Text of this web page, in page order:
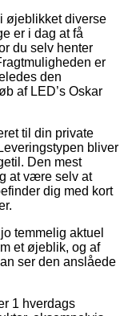
øjeblikket diverse
er i dag at få
du selv henter
er
den
af LED’s Oskar
til din private
bliver
Den mest
at være selv at
dig med kort
temmelig aktuel
et øjeblik, og af
ser den anslåede
1 hverdags